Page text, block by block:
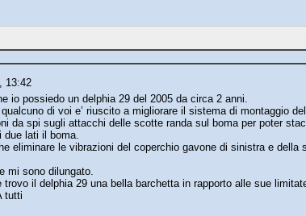
13:42
io possiedo un delphia 29 del 2005 da circa 2 anni.
di voi e’ riuscito a migliorare il sistema di montaggio
da spi sugli attacchi delle scotte randa sul boma per poter
due lati il boma.
eliminare le vibrazioni del coperchio gavone di sinistra e
mi sono dilungato.
trovo il delphia 29 una bella barchetta in rapporto alle sue
tutti